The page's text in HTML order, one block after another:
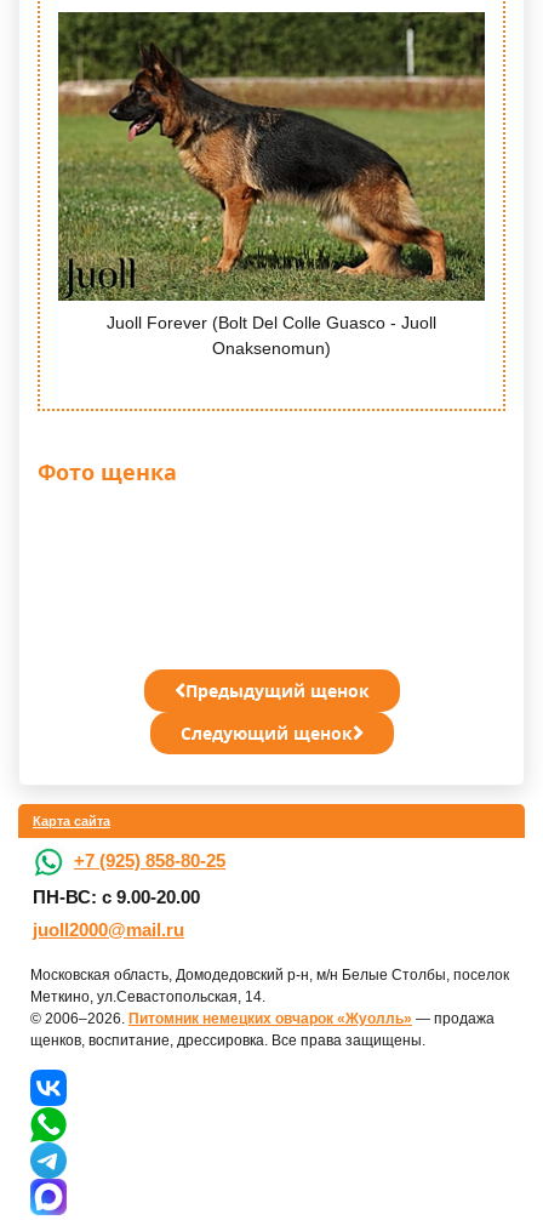
Juoll Forever (Bolt Del Colle Guasco - Juoll
Onaksenomun)
Фото щенка
Предыдущий щенок
Следующий щенок
Карта сайта
+7 (925) 858-80-25
ПН-ВС: с 9.00-20.00
juoll2000@mail.ru
Московская область, Домодедовский р-н, м/н Белые Столбы, поселок
Меткино, ул.Севастопольская, 14.
© 2006–2026. Питомник немецких овчарок «Жуолль» — продажа
щенков, воспитание, дрессировка. Все права защищены.